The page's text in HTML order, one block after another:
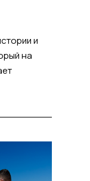
и
на